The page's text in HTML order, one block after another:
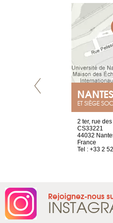
NANTES
ET SIÈGE
2 ter, rue
CS33221
44032
France
Tel : +33 2
Rejoignez-nous